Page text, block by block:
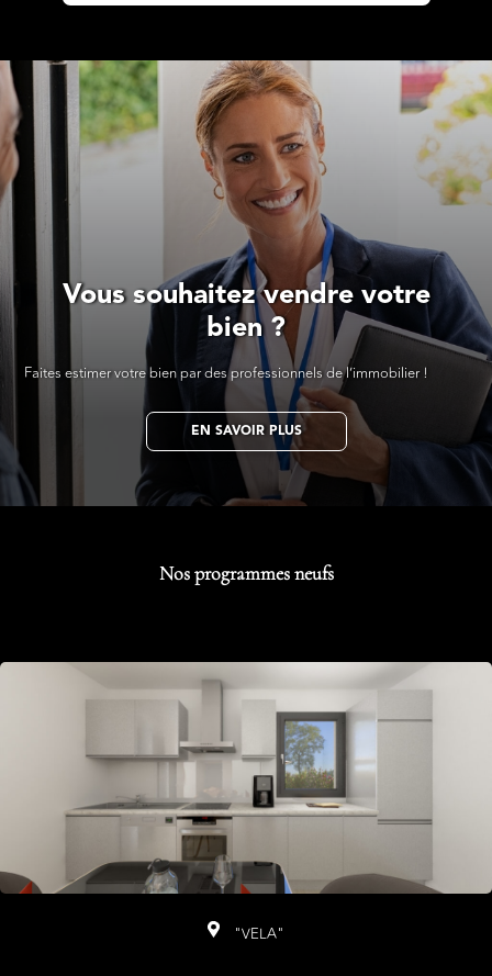
Vous souhaitez vendre votre
bien ?
Faites estimer votre bien par des professionnels de l’immobilier !
EN SAVOIR PLUS
Nos programmes neufs
"VELA"